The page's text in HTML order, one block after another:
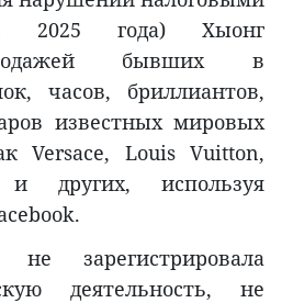
2025 года) Хыонг
бывших в
часов, бриллиантов,
известных мировых
Versace, Louis Vuitton,
других, используя
зарегистрировала
деятельность, не